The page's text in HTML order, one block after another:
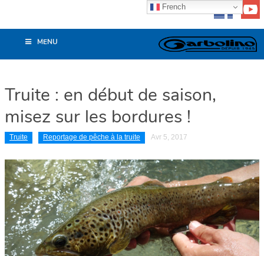
MENU
Truite : en début de saison,
misez sur les bordures !
Truite Reportage de pêche à la truite Avr 5, 2017
French